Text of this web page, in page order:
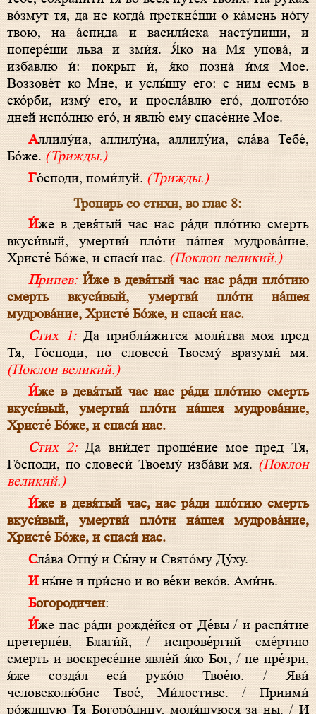
во́змут тя, да не когда́ преткне́ши о ка́мень но́гу
твою, на а́спида и васили́ска насту́пиши, и
попере́ши льва и зми́я. Я́ко на Мя упова́, и
избавлю и́: покрыт и́, я́ко позна́ и́мя Мое.
Воззове́т ко Мне, и услы́шу его: с ним есмь в
ско́рби, изму́ его, и просла́влю его́, долгото́ю
дней испо́лню его́, и явлю́ ему спасе́ние Мое.
Аллилу́иа, аллилу́иа, аллилу́иа, сла́ва Тебе́,
Бо́же.(Трижды.)
Го́споди, поми́луй.(Трижды.)
Тропарь со стихи, во глас 8:
И́же в девя́тый час нас ра́ди пло́тию смерть
вкуси́вый, умертви́ пло́ти на́шея мудрова́ние,
Христе́ Бо́же, и спаси́ нас.(Поклон великий.)
Припев: И́же в девя́тый час нас ра́ди пло́тию
смерть вкуси́вый, умертви́ пло́ти на́шея
мудрова́ние, Христе́ Бо́же, и спаси́ нас.
Стих 1:Да прибли́жится моли́тва моя пред
Тя, Го́споди, по словеси́ Твоему́ вразуми́ мя.
(Поклон великий.)
И́же в девя́тый час нас ра́ди пло́тию смерть
вкуси́вый, умертви́ пло́ти на́шея мудрова́ние,
Христе́ Бо́же, и спаси́ нас.
Стих 2:Да вни́дет проше́ние мое пред Тя,
Го́споди, по словеси́ Твоему́ изба́ви мя. (Поклон
великий.)
И́же в девя́тый час, нас ра́ди пло́тию смерть
вкуси́вый, умертви́ пло́ти на́шея мудрова́ние,
Христе́ Бо́же, и спаси́ нас.
Сла́ва Отцу́ и Сы́ну и Свято́му Ду́ху.
И ны́не и при́сно и во ве́ки веко́в. Ами́нь.
Богородичен:
И́же нас ра́ди рожде́йся от Де́вы / и распя́тие
претерпе́в, Благи́й, / испрове́ргий сме́ртию
смерть и воскресе́ние явле́й я́ко Бог, / не пре́зри,
я́же созда́л еси́ руко́ю Твое́ю. / Яви́
человеколю́бие Твое́, Ми́лостиве. / Приими́
ро́ждшую Тя Богоро́дицу, моля́щуюся за ны. / И